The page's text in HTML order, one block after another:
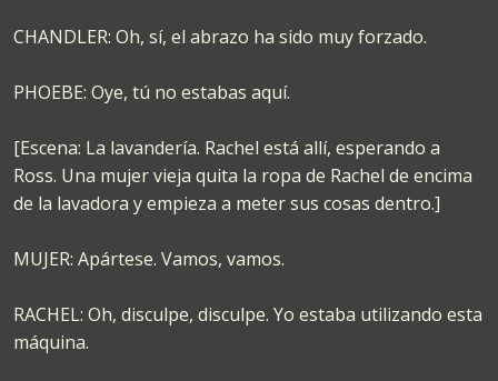
CHANDLER: Oh, sí, el abrazo ha sido muy forzado.
PHOEBE: Oye, tú no estabas aquí.
[Escena: La lavandería. Rachel está allí, esperando a
Ross. Una mujer vieja quita la ropa de Rachel de encima
de la lavadora y empieza a meter sus cosas dentro.]
MUJER: Apártese. Vamos, vamos.
RACHEL: Oh, disculpe, disculpe. Yo estaba utilizando esta
máquina.